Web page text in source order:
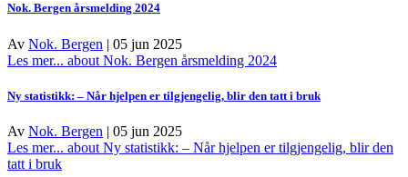
Nok. Bergen årsmelding 2024
Av Nok. Bergen | 05 jun 2025
Les mer... about Nok. Bergen årsmelding 2024
Ny statistikk: – Når hjelpen er tilgjengelig, blir den tatt i bruk
Av Nok. Bergen | 05 jun 2025
Les mer... about Ny statistikk: – Når hjelpen er tilgjengelig, blir den
tatt i bruk